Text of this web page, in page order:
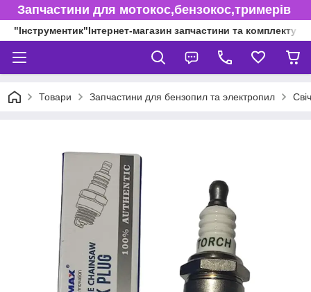
Запчастини для мотокос,бензокос,тримерів
"Інструментик"Інтернет-магазин запчастини та
Товари Запчастини для бензопил та электропил